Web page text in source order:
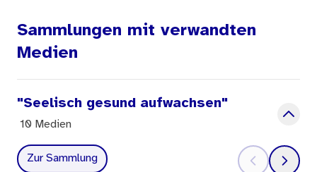
Sammlungen mit verwandten
Medien
"Seelisch gesund aufwachsen"
10 Medien
Zur Sammlung